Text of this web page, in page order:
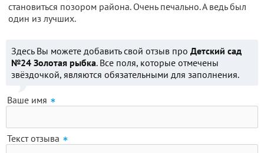
становиться позором района. Очень печально. А ведь был
один из лучших.
Здесь Вы можете добавить свой отзыв про Детский сад
№24 Золотая рыбка. Все поля, которые отмечены
звёздочкой, являются обязательными для заполнения.
Ваше имя
Текст отзыва